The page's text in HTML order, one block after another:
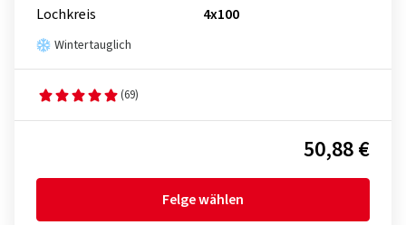
Lochkreis
4x100
Wintertauglich
(69)
50,88 €
Felge wählen